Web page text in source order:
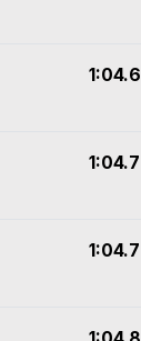
1:04.6
1:04.7
1:04.7